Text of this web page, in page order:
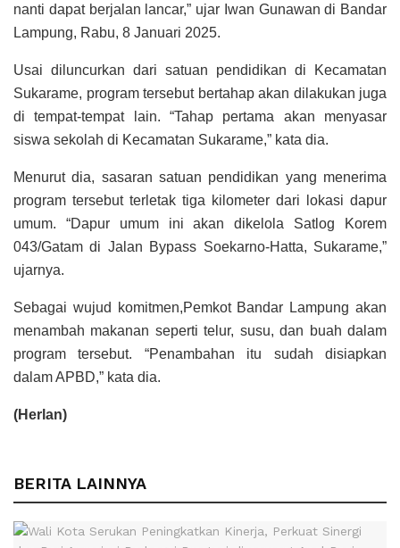
nanti dapat berjalan lancar,” ujar Iwan Gunawan di Bandar
Lampung, Rabu, 8 Januari 2025.
Usai diluncurkan dari satuan pendidikan di Kecamatan
Sukarame, program tersebut bertahap akan dilakukan juga
di tempat-tempat lain. “Tahap pertama akan menyasar
siswa sekolah di Kecamatan Sukarame,” kata dia.
Menurut dia, sasaran satuan pendidikan yang menerima
program tersebut terletak tiga kilometer dari lokasi dapur
umum. “Dapur umum ini akan dikelola Satlog Korem
043/Gatam di Jalan Bypass Soekarno-Hatta, Sukarame,”
ujarnya.
Sebagai wujud komitmen,Pemkot Bandar Lampung akan
menambah makanan seperti telur, susu, dan buah dalam
program tersebut. “Penambahan itu sudah disiapkan
dalam APBD,” kata dia.
(Herlan)
BERITA LAINNYA